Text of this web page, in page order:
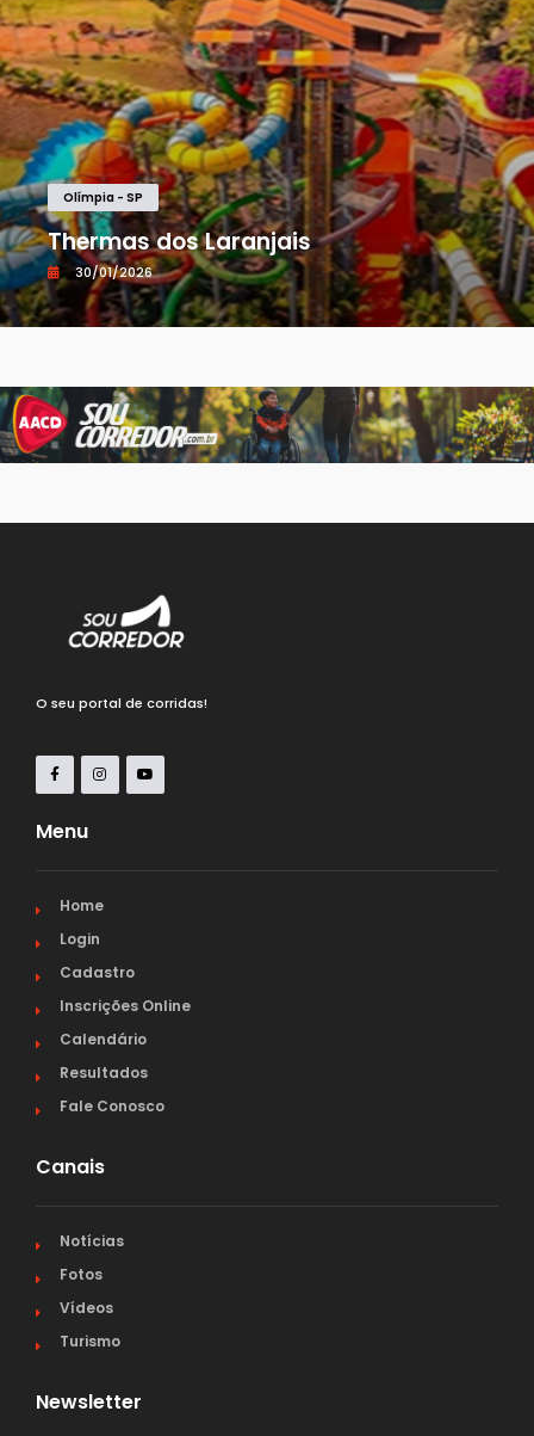
Olímpia - SP
Thermas dos Laranjais
30/01/2026
O seu portal de corridas!
Menu
Home
Login
Cadastro
Inscrições Online
Calendário
Resultados
Fale Conosco
Canais
Notícias
Fotos
Vídeos
Turismo
Newsletter